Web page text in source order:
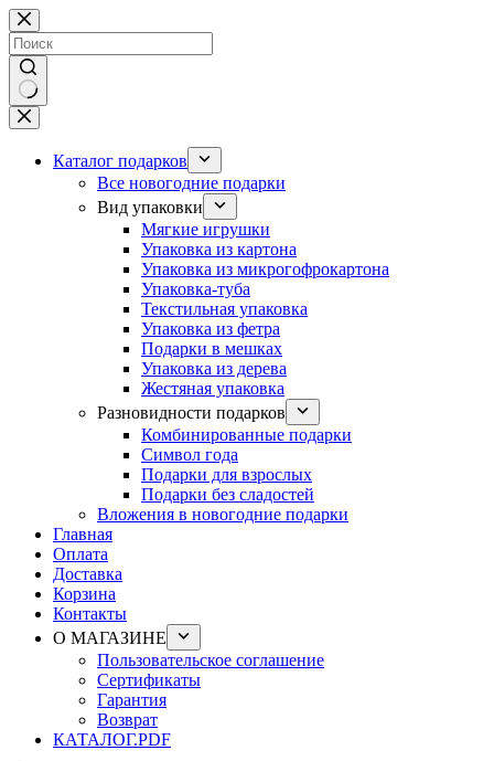
Перейти
к
сути
Ничего
не
найденоКаталог подарков
Все новогодние подарки
Вид упаковки
Мягкие игрушки
Упаковка из картона
Упаковка из микрогофрокартона
Упаковка-туба
Текстильная упаковка
Упаковка из фетра
Подарки в мешках
Упаковка из дерева
Жестяная упаковка
Разновидности подарков
Комбинированные подарки
Символ года
Подарки для взрослых
Подарки без сладостей
Вложения в новогодние подарки
Главная
Оплата
Доставка
Корзина
Контакты
О МАГАЗИНЕ
Пользовательское соглашение
Сертификаты
Гарантия
Возврат
КАТАЛОГ.PDF